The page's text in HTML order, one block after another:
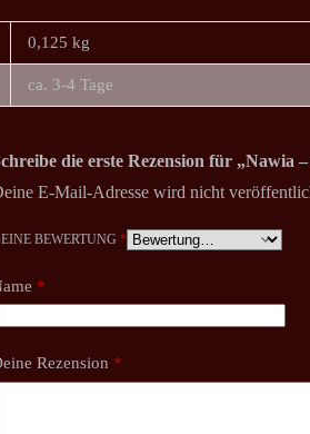
0,125 kg
ca. 3-4 Tage
die erste Rezension für „Nawia
E-Mail-Adresse wird nicht
BEWERTUNG *
*
Rezension *